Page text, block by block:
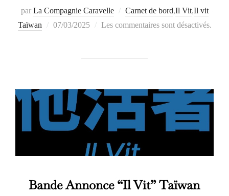
par La Compagnie Caravelle Carnet de bord,Il Vit,Il vit
Taïwan
Publié
07/03/2025 Les commentaires sont désactivés.
Bande Annonce “Il Vit” Taïwan